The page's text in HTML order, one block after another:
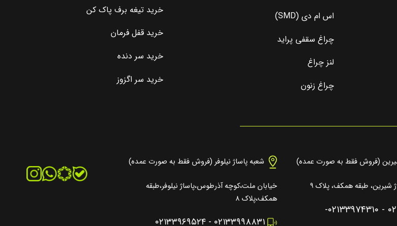
اس ام دی (SMD)
چراغ سقفی پراید
لنز چراغ
چراغ زنون
خرید تیغه برف پاک کن
خرید قفل فرمان
خرید سر دنده
خرید سر اگزوز
(فروش فقط به صورت عمده)
شیرین، طبقه همکف، پلاک ۹
- ۰۲۱۳۳۹۷۴۳۱۰-
شعبه پاساژ نیلوفر (فروش فقط به صورت عمده)
خیابان ملت،کوچه آذرطوس،پاساژ نیلوفر،طبقه
همکف،پلاک ۸
۰۲۱۳۳۹۹۸۸۳۱ - ۰۲۱۳۳۹۶۹۵۲۴